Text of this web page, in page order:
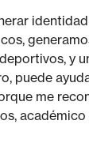
y
puede
me
académico